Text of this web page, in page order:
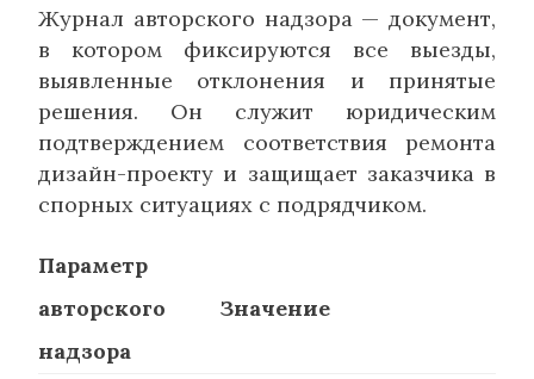
Журнал авторского надзора — документ,
в котором фиксируются все выезды,
выявленные отклонения и принятые
решения. Он служит юридическим
подтверждением соответствия ремонта
дизайн-проекту и защищает заказчика в
спорных ситуациях с подрядчиком.
Параметр
авторского
надзора
Значение